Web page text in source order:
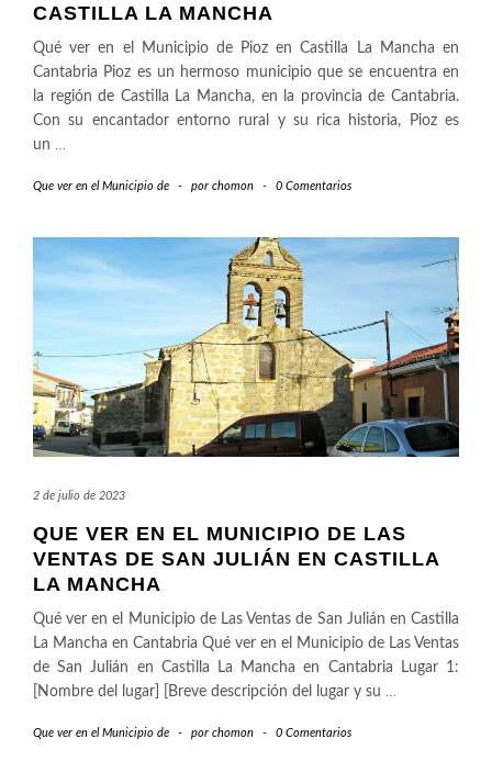
CASTILLA LA MANCHA
Qué ver en el Municipio de Pioz en Castilla La Mancha en
Cantabria Pioz es un hermoso municipio que se encuentra en
la región de Castilla La Mancha, en la provincia de Cantabria.
Con su encantador entorno rural y su rica historia, Pioz es
un …
Que ver en el Municipio de - por chomon - 0 Comentarios
2 de julio de 2023
QUE VER EN EL MUNICIPIO DE LAS
VENTAS DE SAN JULIÁN EN CASTILLA
LA MANCHA
Qué ver en el Municipio de Las Ventas de San Julián en Castilla
La Mancha en Cantabria Qué ver en el Municipio de Las Ventas
de San Julián en Castilla La Mancha en Cantabria Lugar 1:
[Nombre del lugar] [Breve descripción del lugar y su …
Que ver en el Municipio de - por chomon - 0 Comentarios